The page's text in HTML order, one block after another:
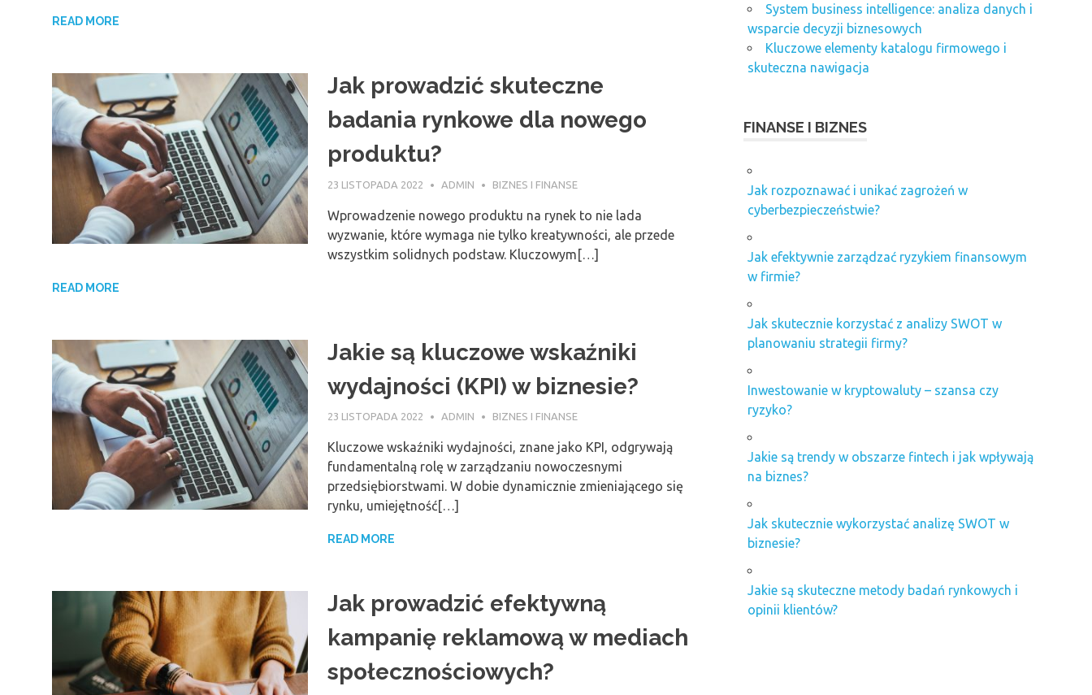
READ MORE
Jak prowadzić skuteczne
badania rynkowe dla nowego
produktu?
23 LISTOPADA 2022 ADMIN BIZNES I FINANSE
Wprowadzenie nowego produktu na rynek to nie lada
wyzwanie, które wymaga nie tylko kreatywności, ale przede
wszystkim solidnych podstaw. Kluczowym[…]
READ MORE
Jakie są kluczowe wskaźniki
wydajności (KPI) w biznesie?
23 LISTOPADA 2022 ADMIN BIZNES I FINANSE
Kluczowe wskaźniki wydajności, znane jako KPI, odgrywają
fundamentalną rolę w zarządzaniu nowoczesnymi
przedsiębiorstwami. W dobie dynamicznie zmieniającego się
rynku, umiejętność[…]
READ MORE
Jak prowadzić efektywną
kampanię reklamową w mediach
społecznościowych?
System business intelligence: analiza danych i
wsparcie decyzji biznesowych
Kluczowe elementy katalogu firmowego i
skuteczna nawigacja
FINANSE I BIZNES
Jak rozpoznawać i unikać zagrożeń w
cyberbezpieczeństwie?
Jak efektywnie zarządzać ryzykiem finansowym
w firmie?
Jak skutecznie korzystać z analizy SWOT w
planowaniu strategii firmy?
Inwestowanie w kryptowaluty – szansa czy
ryzyko?
Jakie są trendy w obszarze fintech i jak wpływają
na biznes?
Jak skutecznie wykorzystać analizę SWOT w
biznesie?
Jakie są skuteczne metody badań rynkowych i
opinii klientów?